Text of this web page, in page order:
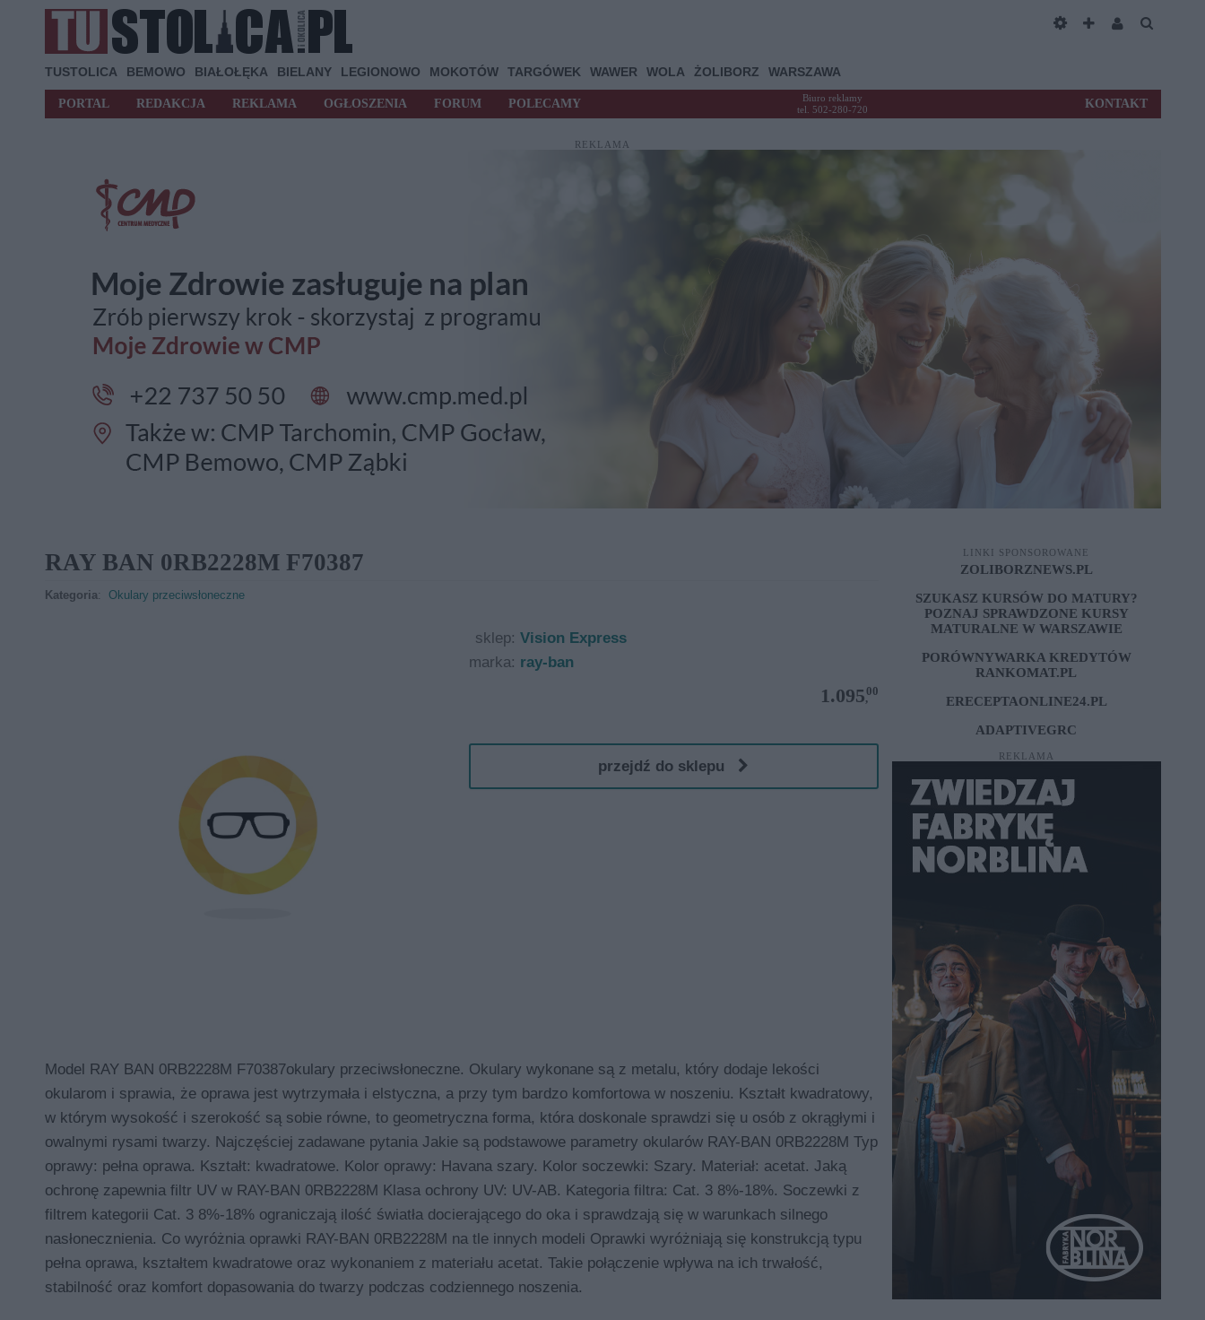
TUSTOLICA BEMOWO BIAŁOŁĘKA BIELANY LEGIONOWO MOKOTÓW TARGÓWEK WAWER WOLA ŻOLIBORZ WARSZAWA
PORTAL REDAKCJA REKLAMA OGŁOSZENIA FORUM POLECAMY
Biuro reklamy
tel. 502-280-720
KONTAKT
REKLAMA
RAY BAN 0RB2228M F70387
Kategoria: Okulary przeciwsłoneczne
sklep: Vision Express
marka: ray-ban
1.095,
00
przejdź do sklepu
Model RAY BAN 0RB2228M F70387okulary przeciwsłoneczne. Okulary wykonane są z metalu, który dodaje lekości
okularom i sprawia, że oprawa jest wytrzymała i elstyczna, a przy tym bardzo komfortowa w noszeniu. Kształt kwadratowy,
w którym wysokość i szerokość są sobie równe, to geometryczna forma, która doskonale sprawdzi się u osób z okrągłymi i
owalnymi rysami twarzy. Najczęściej zadawane pytania Jakie są podstawowe parametry okularów RAY-BAN 0RB2228M Typ
oprawy: pełna oprawa. Kształt: kwadratowe. Kolor oprawy: Havana szary. Kolor soczewki: Szary. Materiał: acetat. Jaką
ochronę zapewnia filtr UV w RAY-BAN 0RB2228M Klasa ochrony UV: UV-AB. Kategoria filtra: Cat. 3 8%-18%. Soczewki z
filtrem kategorii Cat. 3 8%-18% ograniczają ilość światła docierającego do oka i sprawdzają się w warunkach silnego
nasłonecznienia. Co wyróżnia oprawki RAY-BAN 0RB2228M na tle innych modeli Oprawki wyróżniają się konstrukcją typu
pełna oprawa, kształtem kwadratowe oraz wykonaniem z materiału acetat. Takie połączenie wpływa na ich trwałość,
stabilność oraz komfort dopasowania do twarzy podczas codziennego noszenia.
LINKI SPONSOROWANE
ZOLIBORZNEWS.PL
SZUKASZ KURSÓW DO MATURY?
POZNAJ SPRAWDZONE KURSY
MATURALNE W WARSZAWIE
PORÓWNYWARKA KREDYTÓW
RANKOMAT.PL
ERECEPTAONLINE24.PL
ADAPTIVEGRC
REKLAMA